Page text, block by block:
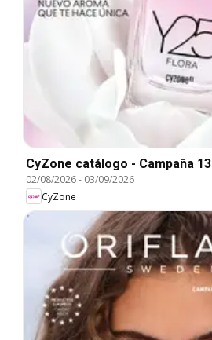
CyZone catálogo - Campaña 13
02/08/2026- 03/09/2026
CyZone